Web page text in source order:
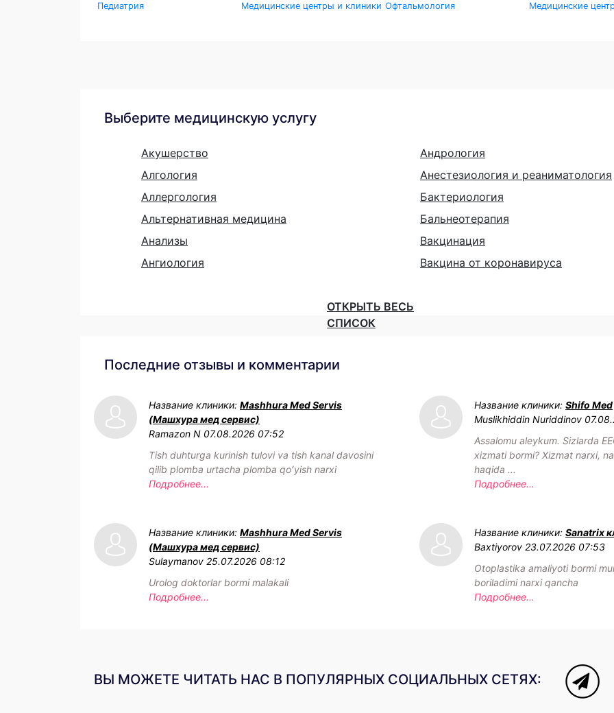
Педиатрия
Медицинские центры и клиники Офтальмология
Медицинские
Выберите медицинскую услугу
Акушерство
Алгология
Аллергология
Альтернативная медицина
Анализы
Ангиология
Андрология
Анестезиология и реаниматология
Бактериология
Бальнеотерапия
Вакцинация
Вакцина от коронавируса
ОТКРЫТЬ ВЕСЬ
СПИСОК
Последние отзывы и комментарии
Название клиники: Mashhura Med Servis
(Машхура мед сервис)
Ramazon N 07.08.2026 07:52
Tish duhturga kurinish tulovi va tish kanal davosini
qilib plomba urtacha plomba qoʻyish narxi
Подробнее...
Название клиники: Shifo Med
Muslikhiddin Nuriddinov
Assalomu aleykum. Sizlarda
xizmati bormi? Xizmat narxi,
haqida ...
Подробнее...
Название клиники: Mashhura Med Servis
(Машхура мед сервис)
Sulaymanov 25.07.2026 08:12
Urolog doktorlar bormi malakali
Подробнее...
Название клиники: Sanatrix
Baxtiyorov 23.07.2026 07:53
Otoplastika amaliyoti bormi
boriladimi narxi qancha
Подробнее...
ВЫ МОЖЕТЕ ЧИТАТЬ НАС В ПОПУЛЯРНЫХ СОЦИАЛЬНЫХ СЕТЯХ: